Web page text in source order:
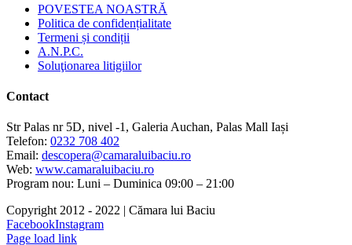
POVESTEA NOASTRĂ
Politica de confidențialitate
Termeni și condiții
A.N.P.C.
Soluţionarea litigiilor
Contact
Str Palas nr 5D, nivel -1, Galeria Auchan, Palas Mall Iași
Telefon: 0232 708 402
Email: descopera@camaraluibaciu.ro
Web: www.camaraluibaciu.ro
Program nou: Luni – Duminica 09:00 – 21:00
Copyright 2012 - 2022 | Cămara lui Baciu
FacebookInstagram
Page load link